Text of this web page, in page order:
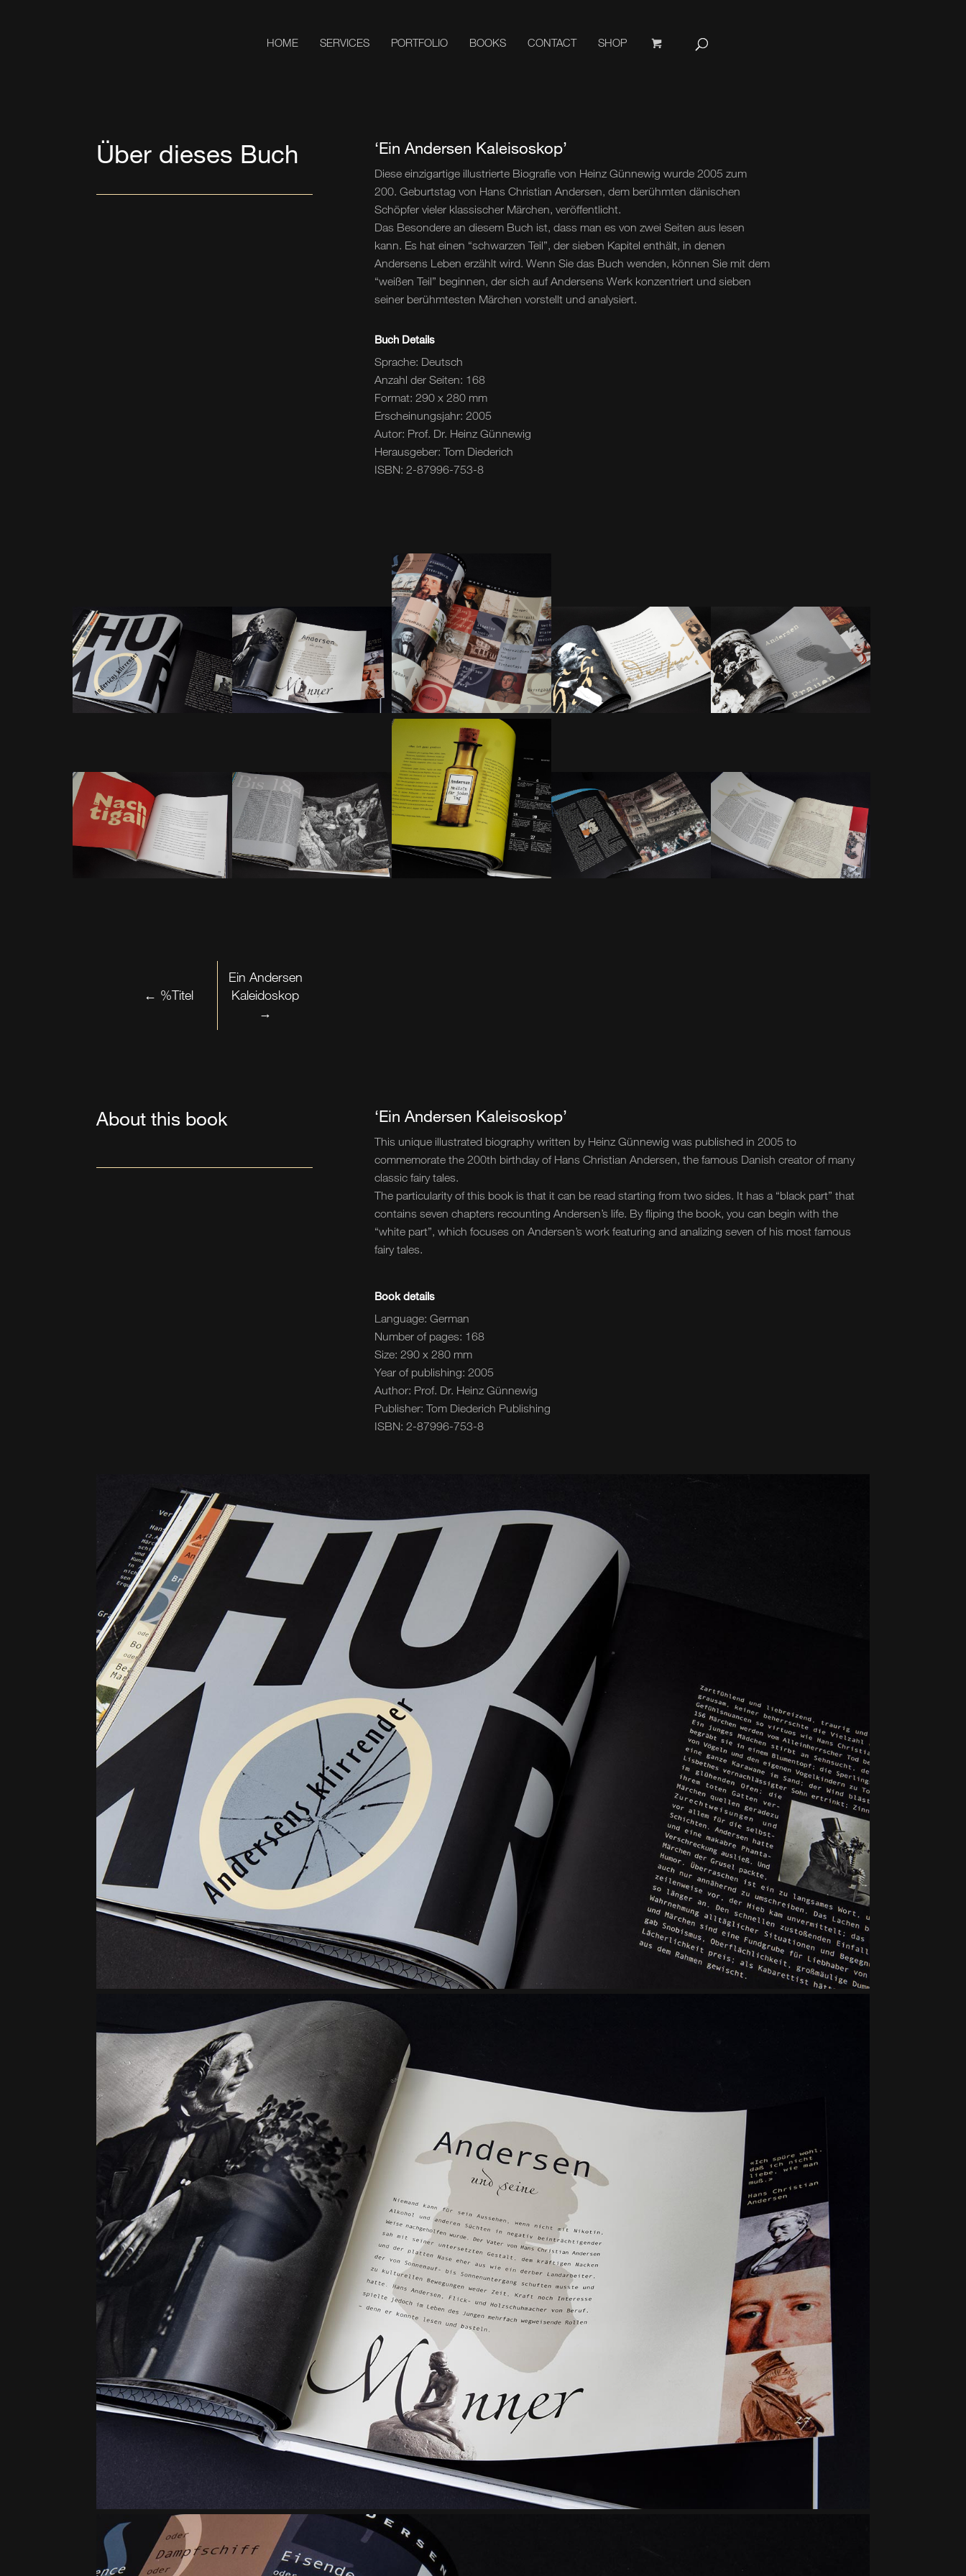
HOME SERVICES PORTFOLIO BOOKS CONTACT SHOP
Über dieses Buch ‘Ein Andersen Kaleisoskop’
Diese einzigartige illustrierte Biografie von Heinz Günnewig wurde 2005 zum
200. Geburtstag von Hans Christian Andersen, dem berühmten dänischen
Schöpfer vieler klassischer Märchen, veröffentlicht.
Das Besondere an diesem Buch ist, dass man es von zwei Seiten aus lesen
kann. Es hat einen “schwarzen Teil”, der sieben Kapitel enthält, in denen
Andersens Leben erzählt wird. Wenn Sie das Buch wenden, können Sie mit dem
“weißen Teil” beginnen, der sich auf Andersens Werk konzentriert und sieben
seiner berühmtesten Märchen vorstellt und analysiert.
Buch Details
Sprache: Deutsch
Anzahl der Seiten: 168
Format: 290 x 280 mm
Erscheinungsjahr: 2005
Autor: Prof. Dr. Heinz Günnewig
Herausgeber: Tom Diederich
ISBN: 2-87996-753-8
← %Titel
Ein Andersen
Kaleidoskop
→
About this book ‘Ein Andersen Kaleisoskop’
This unique illustrated biography written by Heinz Günnewig was published in 2005 to
commemorate the 200th birthday of Hans Christian Andersen, the famous Danish creator of many
classic fairy tales.
The particularity of this book is that it can be read starting from two sides. It has a “black part” that
contains seven chapters recounting Andersen’s life. By fliping the book, you can begin with the
“white part”, which focuses on Andersen’s work featuring and analizing seven of his most famous
fairy tales.
Book details
Language: German
Number of pages: 168
Size: 290 x 280 mm
Year of publishing: 2005
Author: Prof. Dr. Heinz Günnewig
Publisher: Tom Diederich Publishing
ISBN: 2-87996-753-8